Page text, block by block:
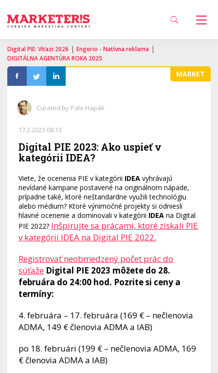
Digital PIE: Víťazi 2026 | Engerio - Natívna reklama |
DIGITÁLNA AGENTÚRA ROKA 2025
MARKET
Curated by Palo Hapák
17.2.2023 08:13
Digital PIE 2023: Ako uspieť v
kategórii IDEA?
Viete, že ocenenia PIE v kategórii IDEA vyhrávajú
nevídané kampane postavené na originálnom nápade,
prípadne také, ktoré neštandardne využili technológiu
alebo médium? Ktoré výnimočné projekty si odniesli
hlavné ocenenie a dominovali v kategórii IDEA na Digital
PIE 2022? Inšpirujte sa prácami, ktoré získali PIE
v kategórii IDEA na Digital PIE 2022.
Registrovať neobmedzený počet prác do
súťaže Digital PIE 2023 môžete do 28.
februára do 24:00 hod. Pozrite si ceny a
termíny:
4. februára – 17. februára (169 € – nečlenovia
ADMA, 149 € členovia ADMA a IAB)
po 18. februári (199 € – nečlenovia ADMA, 169
€ členovia ADMA a IAB)